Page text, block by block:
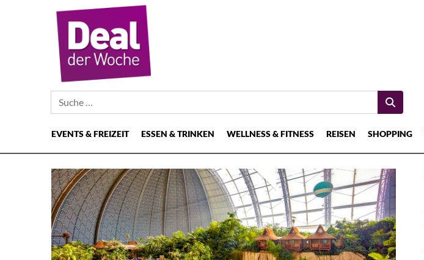
Suche nach:
Hauptnavigation
EVENTS & FREIZEIT ESSEN & TRINKEN WELLNESS & FITNESS REISEN SHOPPING